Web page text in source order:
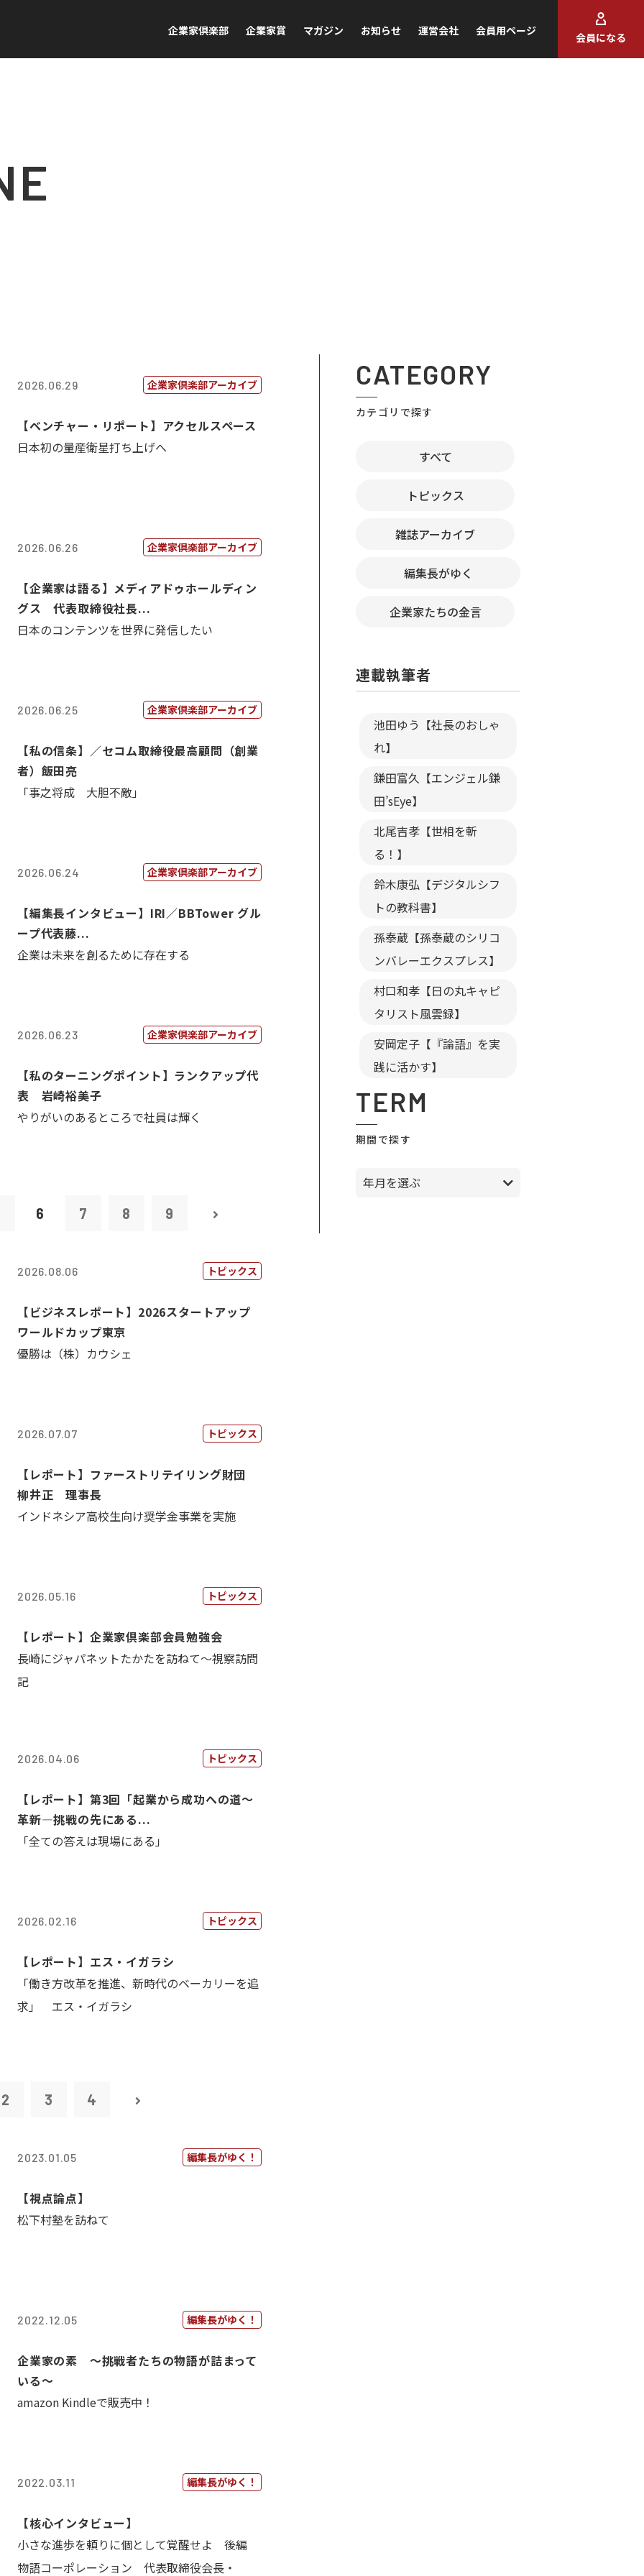
企業家倶楽部 企業家賞 マガジン お知らせ 運営会社 会員用ページ
会員になる
2026.06.29 企業家倶楽部アーカイブ
【ベンチャー・リポート】アクセルスペース
日本初の量産衛星打ち上げへ
2026.06.26 企業家倶楽部アーカイブ
【企業家は語る】メディアドゥホールディン
グス 代表取締役社長...
日本のコンテンツを世界に発信したい
2026.06.25 企業家倶楽部アーカイブ
【私の信条】／セコム取締役最高顧問（創業
者）飯田亮
「事之将成 大胆不敵」
2026.06.24 企業家倶楽部アーカイブ
【編集長インタビュー】IRI／BBTower グル
ープ代表藤...
企業は未来を創るために存在する
2026.06.23 企業家倶楽部アーカイブ
【私のターニングポイント】ランクアップ代
表 岩崎裕美子
やりがいのあるところで社員は輝く
6 7 8 9
2026.08.06 トピックス
【ビジネスレポート】2026スタートアップ
ワールドカップ東京
優勝は（株）カウシェ
2026.07.07 トピックス
【レポート】ファーストリテイリング財団
柳井正 理事長
インドネシア高校生向け奨学金事業を実施
2026.05.16 トピックス
【レポート】企業家倶楽部会員勉強会
長崎にジャパネットたかたを訪ねて～視察訪問
記
2026.04.06 トピックス
【レポート】第3回「起業から成功への道～
革新―挑戦の先にある...
「全ての答えは現場にある」
2026.02.16 トピックス
【レポート】エス・イガラシ
「働き方改革を推進、新時代のベーカリーを追
求」 エス・イガラシ
2 3 4
2023.01.05 編集長がゆく！
【視点論点】
松下村塾を訪ねて
2022.12.05 編集長がゆく！
企業家の素 〜挑戦者たちの物語が詰まって
いる〜
amazon Kindleで販売中！
2022.03.11 編集長がゆく！
【核心インタビュー】
小さな進歩を頼りに個として覚醒せよ 後編
物語コーポレーション 代表取締役会長・
CATEGORY
カテゴリで探す
すべて
トピックス
雑誌アーカイブ
編集長がゆく
企業家たちの金言
連載執筆者
池田ゆう【社長のおしゃ
れ】
鎌田富久【エンジェル鎌
田’sEye】
北尾吉孝【世相を斬
る！】
鈴木康弘【デジタルシフ
トの教科書】
孫泰蔵【孫泰蔵のシリコ
ンバレーエクスプレス】
村口和孝【日の丸キャピ
タリスト風雲録】
安岡定子【『論語』を実
践に活かす】
TERM
期間で探す
年月を選ぶ